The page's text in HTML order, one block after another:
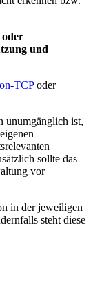
und
TCPoder
unumgänglich ist,
sollte das
vor
in der jeweiligen
steht diese